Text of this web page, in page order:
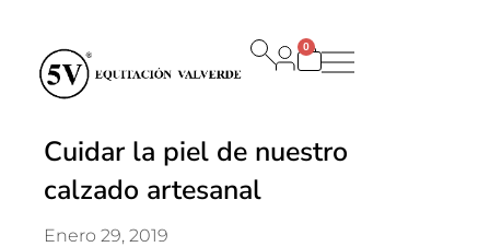
0
Carrito
Cuidar la piel de nuestro
calzado artesanal
Enero 29, 2019